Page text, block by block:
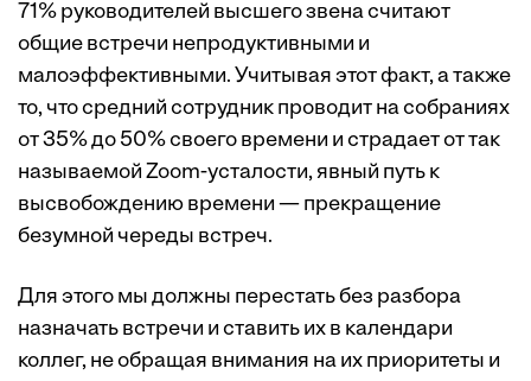
71% руководителей высшего звена считают
общие встречи непродуктивными и
малоэффективными. Учитывая этот факт, а также
то, что средний сотрудник проводит на собраниях
от 35% до 50% своего времени и страдает от так
называемой Zoom-усталости, явный путь к
высвобождению времени — прекращение
безумной череды встреч.
Для этого мы должны перестать без разбора
назначать встречи и ставить их в календари
коллег, не обращая внимания на их приоритеты и